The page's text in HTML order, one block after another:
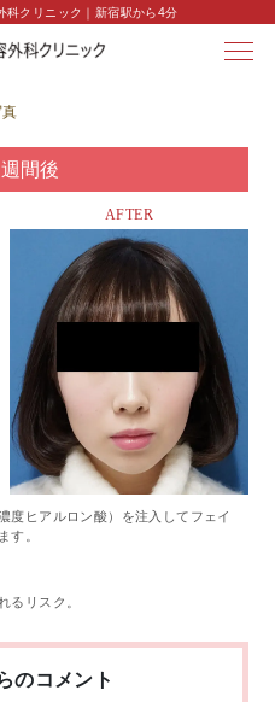
科クリニック｜新宿駅から4分
真
間後
AFTER
度ヒアルロン酸）を注入してフェイ
す。
るリスク。
のコメント